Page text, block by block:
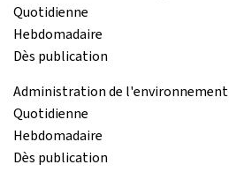
Quotidienne
Hebdomadaire
Dès publication
Administration de l'environnement
Quotidienne
Hebdomadaire
Dès publication